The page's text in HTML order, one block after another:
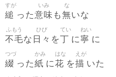
縋
すが
った意味
いみ
も無
な
いな
不毛
ふもう
な 日々
ひび
を丁
てい
に寧
ねい
に
綴
つづ
った紙
かみ
に花
はな
を描
えが
いた